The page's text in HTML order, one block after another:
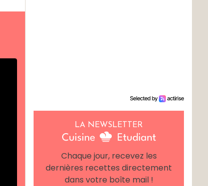
LA NEWSLETTER
Chaque jour, recevez les
dernières recettes directement
dans votre boîte mail !